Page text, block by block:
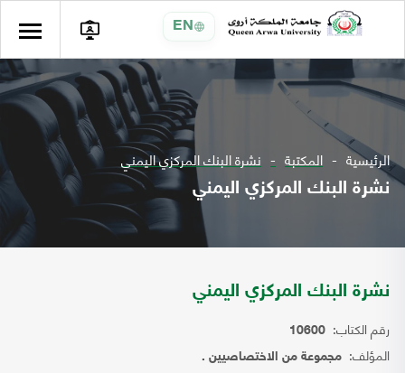
EN
الرئيسية المكتبة نشرة البنك المركزي اليمني
نشرة البنك المركزي اليمني
نشرة البنك المركزي اليمني
رقم الكتاب: 10600
المؤلف: مجموعة من الاختصاصيين .